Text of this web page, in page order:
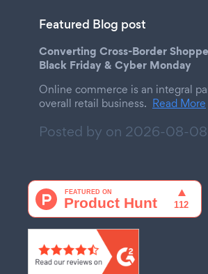
Featured Blog post
Converting Cross-Border
Black Friday & Cyber Monday
Online commerce is an integral
overall retail business. Read More
Posted by on 2026-08-08